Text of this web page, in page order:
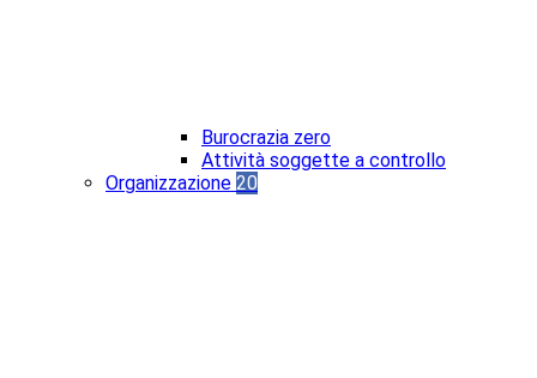
Burocrazia zero
Attività soggette a controllo
Organizzazione 20